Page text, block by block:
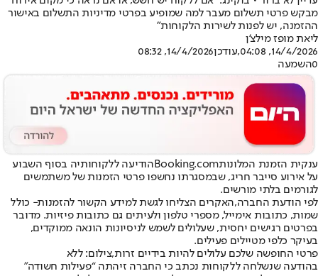
מבקש פרטי תשלום מעבר למה שמופיע בפרטי מדיניות התשלום באישור
ההזמנה, יש לפנות לשירות הלקוחות"
ליאת מופז מילצ'ן
14/4/2026, 04:08
,עודכן14/4/2026, 08:32
0השמעה
ענקית הזמנת המלונותBooking.comהודיעה ללקוחותיה בסוף השבוע
על אירוע סייבר חריג, שבמסגרתו נחשפו פרטי הזמנות של משתמשים
לגורמים בלתי מורשים.
לפי הודעת החברה,האקרים הצליחו לגשת למידע הקשור להזמנות- כולל
שמות, כתובות אימייל, מספרי טלפון ולעיתים גם כתובות פיזיות. מדובר
בפרטים רגישים יחסית, שעלולים לשמש לניסיונות הונאה ממוקדים,
בעיקר כלפי מטיילים פעילים.
פרטי החופשה שלכם עלולים להיות בידיים זרות,צילום: ללא
בהודעה שנשלחה ללקוחות נכתב כי החברה זיהתה “פעילות חשודה”